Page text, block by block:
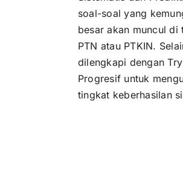
soal-soal yang
besar akan muncul di
PTN atau PTKIN.
dilengkapi dengan
Progresif untuk
tingkat keberhasilan